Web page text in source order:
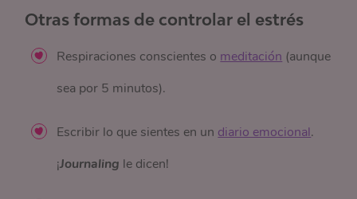
Otras formas de controlar el estrés
Respiraciones conscientes o meditación (aunque
sea por 5 minutos).
Escribir lo que sientes en un diario emocional.
¡Journaling le dicen!